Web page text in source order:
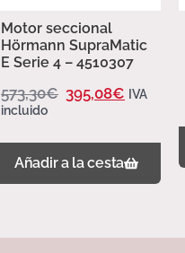
Motor seccional
Hörmann SupraMatic
E Serie 4 – 4510307
573,30€ 395,08€ IVA
incluido
Añadir a la cesta